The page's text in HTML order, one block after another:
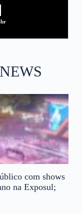
com shows
na Exposul;